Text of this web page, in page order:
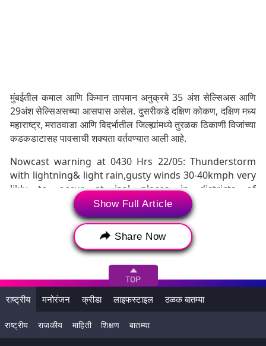
मुंबईतील कमाल आणि किमान तापमान अनुक्रमे 35 अंश सेल्सिअस आणि
29अंश सेल्सिअसच्या आसपास असेल. दुसरीकडे दक्षिण कोकण, दक्षिण मध्य
महाराष्ट्र, मराठवाडा आणि विदर्भातील जिल्ह्यांमध्ये तुरळक ठिकाणी विजांच्या
कडकडाटासह पावसाची शक्यता वर्तवण्यात आली आहे.
Nowcast warning at 0430 Hrs 22/05: Thunderstorm
with lightning& light rain,gusty winds 30-40kmph very
likly to occur at isol places in districts of
Ahmadnagar,Jalgaon,Nasik,Rtn,Klp,
Satara,Raigad,Sindhudurga,Ch Sambaji Ngr in nxt 3-
CYCIR ovr N Kerala & arnd persist.
pic.twitter.com/o0QwHzWrCT
— K S Hosalikar (@Hosalikar_KS)May 22, 2024
Tags: Ahmednagar
Show Full Article
Share Now
राष्ट्रीय मनोरंजन क्रीडा लाइफस्टाइल ठळक बातम्या
राष्ट्रीय राजकीय माहिती शिक्षण बातम्या